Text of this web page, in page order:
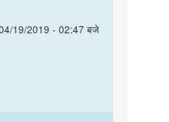
19/2019 - 02:47 बजे